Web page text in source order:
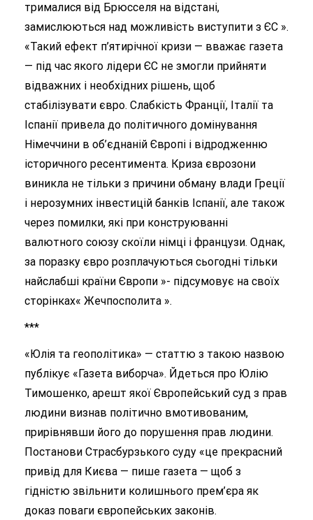
трималися від Брюсселя на відстані,
замислюються над можливість виступити з ЄС ».
«Такий ефект п’ятирічної кризи — вважає газета
— під час якого лідери ЄС не змогли прийняти
відважних і необхідних рішень, щоб
стабілізувати євро. Слабкість Франції, Італії та
Іспанії привела до політичного домінування
Німеччини в об’єднаній Європі і відродженню
історичного ресентимента. Криза єврозони
виникла не тільки з причини обману влади Греції
і нерозумних інвестицій банків Іспанії, але також
через помилки, які при конструюванні
валютного союзу скоїли німці і французи. Однак,
за поразку євро розплачуються сьогодні тільки
найслабші країни Європи »- підсумовує на своїх
сторінках« Жечпосполита ».
***
«Юлія та геополітика» — статтю з такою назвою
публікує «Газета виборча». Йдеться про Юлію
Тимошенко, арешт якої Європейський суд з прав
людини визнав політично вмотивованим,
прирівнявши його до порушення прав людини.
Постанови Страсбурзького суду «це прекрасний
привід для Києва — пише газета — щоб з
гідністю звільнити колишнього прем’єра як
доказ поваги європейських законів.